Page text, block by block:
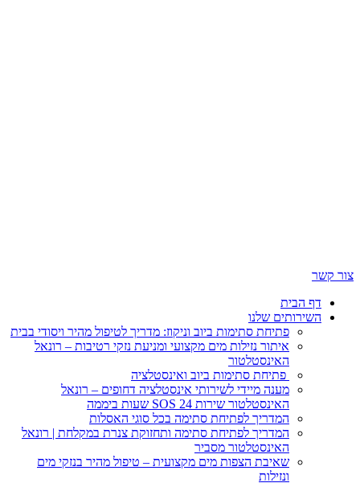
הבית
שלנו
פתיחת סתימות ביוב וניקוז: מדריך לטיפול מהיר ויסודי בבית
איתור נזילות מים מקצועי ומניעת נזקי רטיבות – רונאל
האינסטלטור
פתיחת סתימות ביוב ואינסטלציה
מענה מיידי לשירותי אינסטלציה דחופים – רונאל
האינסטלטור שירות SOS 24 שעות ביממה
המדריך לפתיחת סתימה בכל סוגי האסלות
המדריך לפתיחת סתימה ותחזוקת צנרת במקלחת | רונאל
האינסטלטור מסביר
שאיבת הצפות מים מקצועית – טיפול מהיר בנזקי מים